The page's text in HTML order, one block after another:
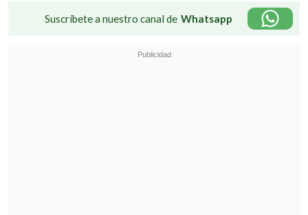
Suscríbete a nuestro canal de Whatsapp